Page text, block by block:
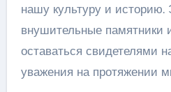
нашу культуру и историю.
внушительные памятники
оставаться свидетелями
уважения на протяжении